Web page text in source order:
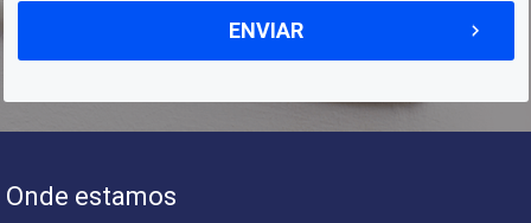
Onde estamos